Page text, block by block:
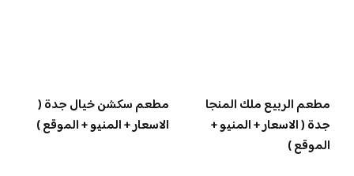
مطعم الربيع ملك المنجا
جدة ( الاسعار + المنيو +
الموقع )
مطعم سكشن خيال جدة (
الاسعار + المنيو + الموقع )